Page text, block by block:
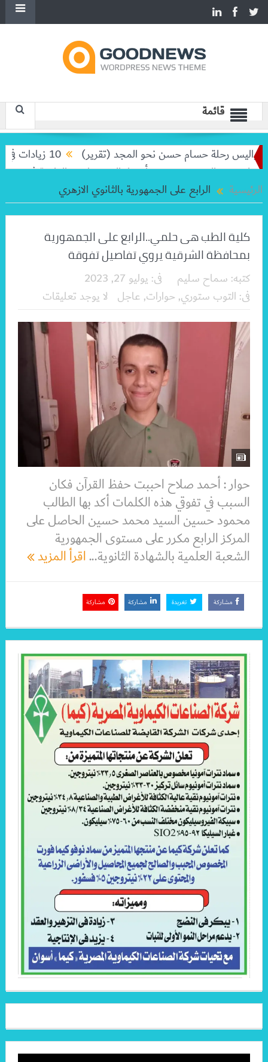
قائمة
رحلة حسام حسن نحو المجد (تقرير)
10 زيادات في 10 سنوات.. هل حان الوقت لرفع دعم البنزين نهائيا؟
والده خورخي
أسعار الخضروات و الفاكهة في سوق العبور
الرئيسية
الرابع على الجمهورية بالثانوي الازهري
كلية الطب هى حلمي..الرابع على الجمهورية
بمحافظة الشرقية يروي تفاصيل تفوقة
كتبه: سماح سليم فى: يوليو 27, 2023
فى: التوب ستوري, حوارات, عاجل لا يوجد تعليقات
حوار : أحمد صلاح احببت حفظ القرآن فكان
السبب في تفوقي هذه الكلمات أكد بها الطالب
محمود حسين السيد محمد حسين الحاصل على
المركز الرابع مكرر على مستوى الجمهورية
الشعبة العلمية بالشهادة الثانوية...اقرأ المزيد
مشاركة تغريدة مشاركة مشاركة